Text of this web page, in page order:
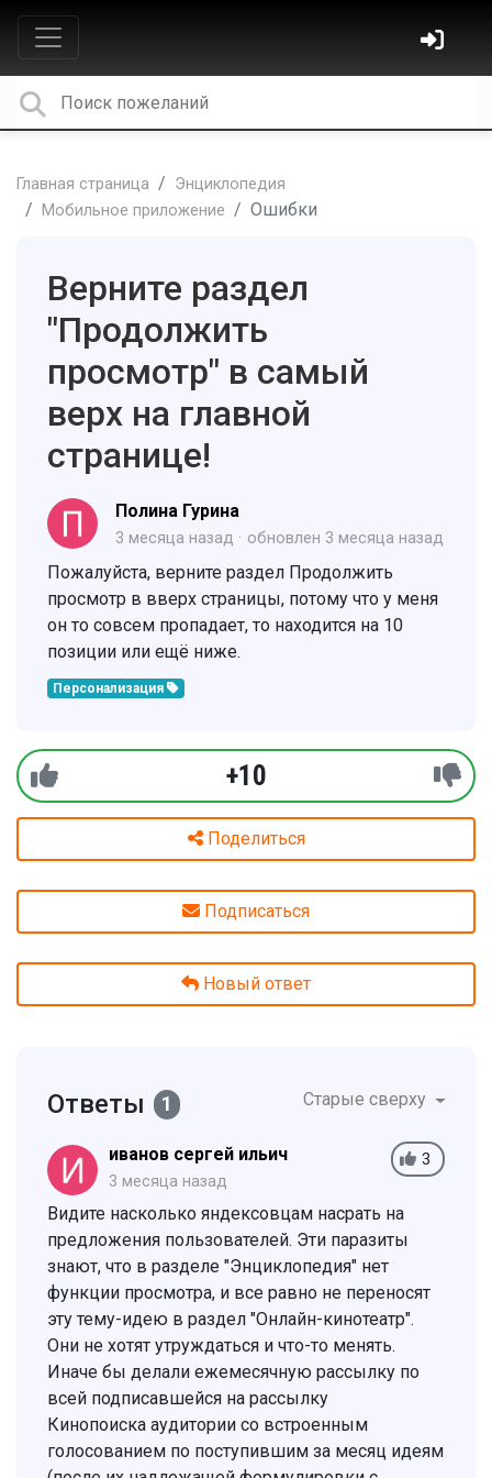
Главная страница
Энциклопедия
Мобильное приложение
Ошибки
Верните раздел
"Продолжить
просмотр" в самый
верх на главной
странице!
Полина Гурина
3 месяца назад обновлен 3 месяца назад
Пожалуйста, верните раздел Продолжить
просмотр в вверх страницы, потому что у меня
он то совсем пропадает, то находится на 10
позиции или ещё ниже.
Персонализация
+10
Поделиться
Подписаться
Новый ответ
Ответы 1 Старые сверху
3
иванов сергей ильич
3 месяца назад
Видите насколько яндексовцам насрать на
предложения пользователей. Эти паразиты
знают, что в разделе "Энциклопедия" нет
функции просмотра, и все равно не переносят
эту тему-идею в раздел "Онлайн-кинотеатр".
Они не хотят утруждаться и что-то менять.
Иначе бы делали ежемесячную рассылку по
всей подписавшейся на рассылку
Кинопоиска аудитории со встроенным
голосованием по поступившим за месяц идеям